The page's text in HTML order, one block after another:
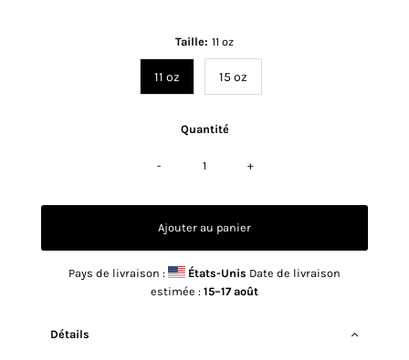
Taille: 11 oz
11 oz 15 oz
Quantité
- +
Pays de livraison : États-Unis Date de livraison
estimée : 15⁠–17 août
Détails